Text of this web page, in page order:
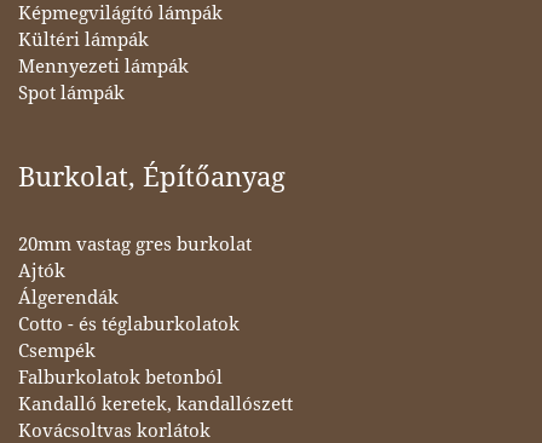
Képmegvilágító lámpák
Kültéri lámpák
Mennyezeti lámpák
Spot lámpák
Burkolat, Építőanyag
20mm vastag gres burkolat
Ajtók
Álgerendák
Cotto - és téglaburkolatok
Csempék
Falburkolatok betonból
Kandalló keretek, kandallószett
Kovácsoltvas korlátok